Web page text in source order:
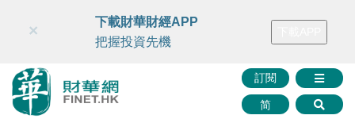
財華智庫網 FINTV FINMETA 財華證券 媒體矩陣
訂閱
简
×
下載財華財經APP
把握投資先機